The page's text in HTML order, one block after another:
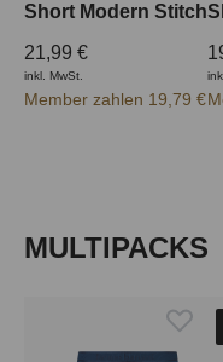
Short Modern Stitch
21,99 €
inkl. MwSt.
Member zahlen 19,79 €
Produktgalerie
MULTIPACKS